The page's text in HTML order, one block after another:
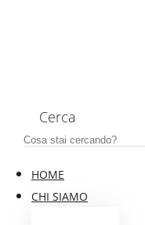
Cerca
HOME
CHI SIAMO